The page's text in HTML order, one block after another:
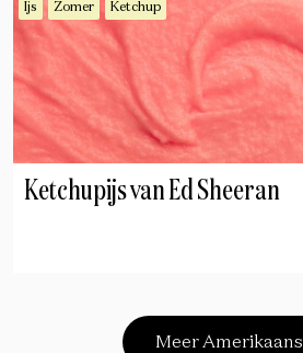
Ijs Zomer Ketchup
Ketchupijs van Ed Sheeran
Meer Amerikaans